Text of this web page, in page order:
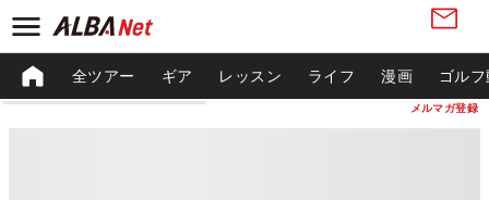
メルマガ登録
全ツアー ギア レッスン ライフ 漫画 ゴル